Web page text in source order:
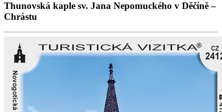
Thunovská kaple sv. Jana Nepomuckého v Děčíně –
Chrástu